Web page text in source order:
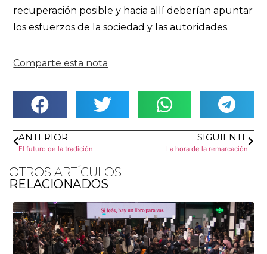
recuperación posible y hacia allí deberían apuntar
los esfuerzos de la sociedad y las autoridades.
Comparte esta nota
ANTERIOR
El futuro de la tradición
SIGUIENTE
La hora de la remarcación
OTROS ARTÍCULOS
RELACIONADOS